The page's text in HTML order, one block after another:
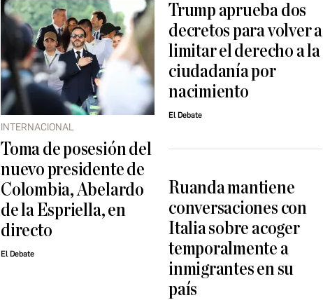
INTERNACIONAL
Toma de posesión del
nuevo presidente de
Colombia, Abelardo
de la Espriella, en
directo
El Debate
Trump aprueba dos
decretos para volver a
limitar el derecho a la
ciudadanía por
nacimiento
El Debate
Ruanda mantiene
conversaciones con
Italia sobre acoger
temporalmente a
inmigrantes en su
país